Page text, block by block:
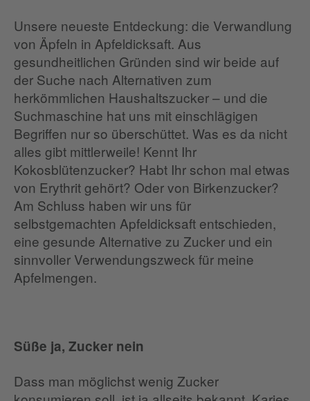
Unsere neueste Entdeckung: die Verwandlung
von Äpfeln in Apfeldicksaft. Aus
gesundheitlichen Gründen sind wir beide auf
der Suche nach Alternativen zum
herkömmlichen Haushaltszucker – und die
Suchmaschine hat uns mit einschlägigen
Begriffen nur so überschüttet. Was es da nicht
alles gibt mittlerweile! Kennt Ihr
Kokosblütenzucker? Habt Ihr schon mal etwas
von Erythrit gehört? Oder von Birkenzucker?
Am Schluss haben wir uns für
selbstgemachten Apfeldicksaft entschieden,
eine gesunde Alternative zu Zucker und ein
sinnvoller Verwendungszweck für meine
Apfelmengen.
Süße ja, Zucker nein
Dass man möglichst wenig Zucker